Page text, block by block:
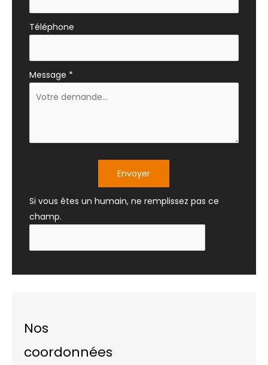
Téléphone
Message *
Envoyer
Si vous êtes un humain, ne remplissez pas ce
champ.
Nos
coordonnées